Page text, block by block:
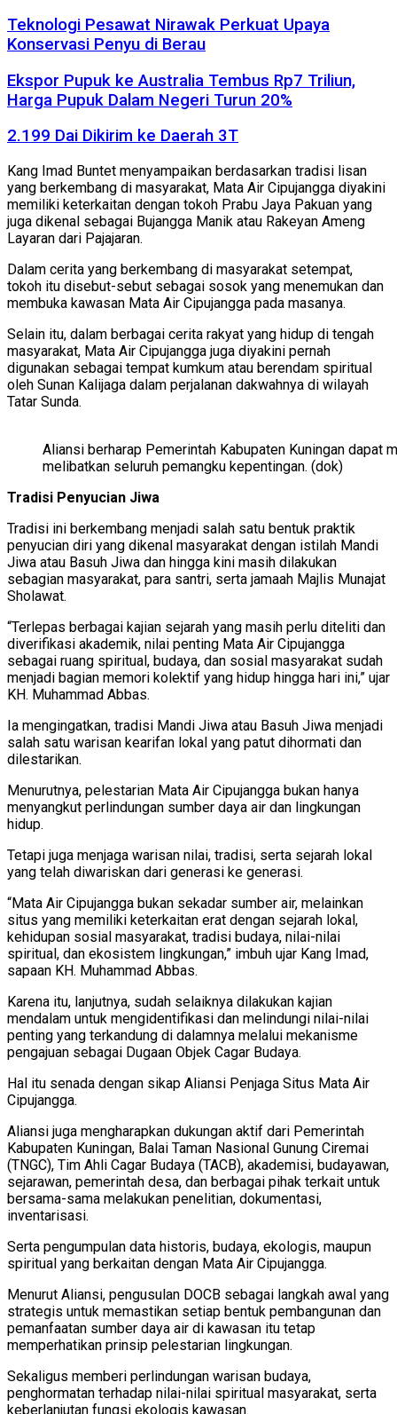
Teknologi Pesawat Nirawak Perkuat Upaya
Konservasi Penyu di Berau
Ekspor Pupuk ke Australia Tembus Rp7 Triliun,
Harga Pupuk Dalam Negeri Turun 20%
2.199 Dai Dikirim ke Daerah 3T
Kang Imad Buntet menyampaikan berdasarkan tradisi lisan
yang berkembang di masyarakat, Mata Air Cipujangga diyakini
memiliki keterkaitan dengan tokoh Prabu Jaya Pakuan yang
juga dikenal sebagai Bujangga Manik atau Rakeyan Ameng
Layaran dari Pajajaran.
Dalam cerita yang berkembang di masyarakat setempat,
tokoh itu disebut-sebut sebagai sosok yang menemukan dan
membuka kawasan Mata Air Cipujangga pada masanya.
Selain itu, dalam berbagai cerita rakyat yang hidup di tengah
masyarakat, Mata Air Cipujangga juga diyakini pernah
digunakan sebagai tempat kumkum atau berendam spiritual
oleh Sunan Kalijaga dalam perjalanan dakwahnya di wilayah
Tatar Sunda.
Aliansi berharap Pemerintah Kabupaten Kuningan dapat
melibatkan seluruh pemangku kepentingan. (dok)
Tradisi Penyucian Jiwa
Tradisi ini berkembang menjadi salah satu bentuk praktik
penyucian diri yang dikenal masyarakat dengan istilah Mandi
Jiwa atau Basuh Jiwa dan hingga kini masih dilakukan
sebagian masyarakat, para santri, serta jamaah Majlis Munajat
Sholawat.
“Terlepas berbagai kajian sejarah yang masih perlu diteliti dan
diverifikasi akademik, nilai penting Mata Air Cipujangga
sebagai ruang spiritual, budaya, dan sosial masyarakat sudah
menjadi bagian memori kolektif yang hidup hingga hari ini,” ujar
KH. Muhammad Abbas.
Ia mengingatkan, tradisi Mandi Jiwa atau Basuh Jiwa menjadi
salah satu warisan kearifan lokal yang patut dihormati dan
dilestarikan.
Menurutnya, pelestarian Mata Air Cipujangga bukan hanya
menyangkut perlindungan sumber daya air dan lingkungan
hidup.
Tetapi juga menjaga warisan nilai, tradisi, serta sejarah lokal
yang telah diwariskan dari generasi ke generasi.
“Mata Air Cipujangga bukan sekadar sumber air, melainkan
situs yang memiliki keterkaitan erat dengan sejarah lokal,
kehidupan sosial masyarakat, tradisi budaya, nilai-nilai
spiritual, dan ekosistem lingkungan,” imbuh ujar Kang Imad,
sapaan KH. Muhammad Abbas.
Karena itu, lanjutnya, sudah selaiknya dilakukan kajian
mendalam untuk mengidentifikasi dan melindungi nilai-nilai
penting yang terkandung di dalamnya melalui mekanisme
pengajuan sebagai Dugaan Objek Cagar Budaya.
Hal itu senada dengan sikap Aliansi Penjaga Situs Mata Air
Cipujangga.
Aliansi juga mengharapkan dukungan aktif dari Pemerintah
Kabupaten Kuningan, Balai Taman Nasional Gunung Ciremai
(TNGC), Tim Ahli Cagar Budaya (TACB), akademisi, budayawan,
sejarawan, pemerintah desa, dan berbagai pihak terkait untuk
bersama-sama melakukan penelitian, dokumentasi,
inventarisasi.
Serta pengumpulan data historis, budaya, ekologis, maupun
spiritual yang berkaitan dengan Mata Air Cipujangga.
Menurut Aliansi, pengusulan DOCB sebagai langkah awal yang
strategis untuk memastikan setiap bentuk pembangunan dan
pemanfaatan sumber daya air di kawasan itu tetap
memperhatikan prinsip pelestarian lingkungan.
Sekaligus memberi perlindungan warisan budaya,
penghormatan terhadap nilai-nilai spiritual masyarakat, serta
keberlanjutan fungsi ekologis kawasan.